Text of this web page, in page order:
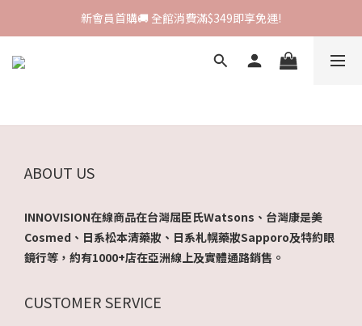
新會員首購🚚 全館消費滿$349即享免運!
新會員首購🚚 全館消費滿$349即享免運!
I-SHA新品牌進駐🎀韓國原裝進口🇰🇷
新會員首購🚚 全館消費滿$349即享免運!
ABOUT US
INNOVISION在線商品在台灣屈臣氏Watsons、台灣康是美
Cosmed、日系松本清藥妝、日系札幌藥妝Sapporo及特約眼
鏡行等，約有1000+店在亞洲線上及實體通路銷售。
CUSTOMER SERVICE